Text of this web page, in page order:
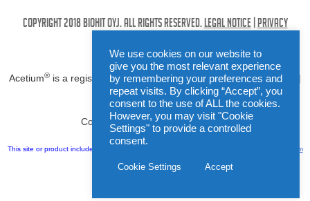
Copyright 2018 Biohit Oyj. All rights reserved.LEGAL NOTICE |PRIVACY
Acetium® is a registered trademark of Biohit Oyj, Helsinki, Finland |
www.biohit.fi
Contact information: info@biohit.fi
This site or product includes IP2Location LITE data available from https://lite.ip2location.com
We use cookies on our website to
give you the most relevant experience
by remembering your preferences and
repeat visits. By clicking “Accept”, you
consent to the use of ALL the cookies.
However, you may visit "Cookie
Settings" to provide a controlled
consent.
Cookie Settings Accept